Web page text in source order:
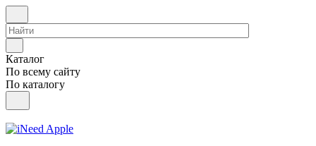
Каталог
По всему сайту
По каталогу